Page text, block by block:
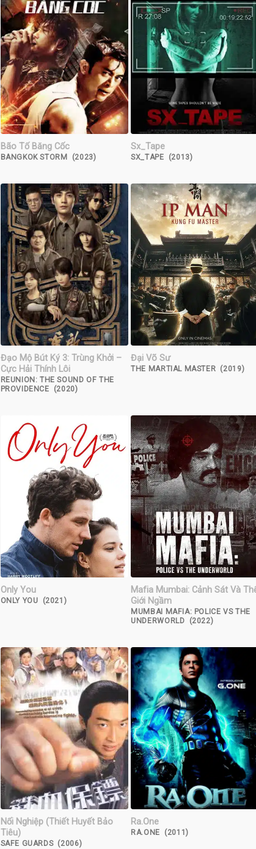
Bão Tố Băng Cốc
BANGKOK STORM (2023)
Sx_Tape
SX_TAPE (2013)
Đạo Mộ Bút Ký 3: Trùng Khởi –
Cực Hải Thính Lôi
REUNION: THE SOUND OF THE
PROVIDENCE (2020)
Đại Võ Sư
THE MARTIAL MASTER (2019)
Only You
ONLY YOU (2021)
Mafia Mumbai: Cảnh Sát Và
Giới Ngầm
MUMBAI MAFIA: POLICE VS THE
UNDERWORLD (2022)
Nối Nghiệp (Thiết Huyết Bảo
Tiêu)
SAFE GUARDS (2006)
Ra.One
RA.ONE (2011)